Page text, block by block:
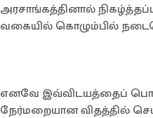
அரசாங்கத்தினால்
வகையில் கொழும்பில்
எனவே இவ்விடயத்தைப்
நேர்மறையான விதத்தில்